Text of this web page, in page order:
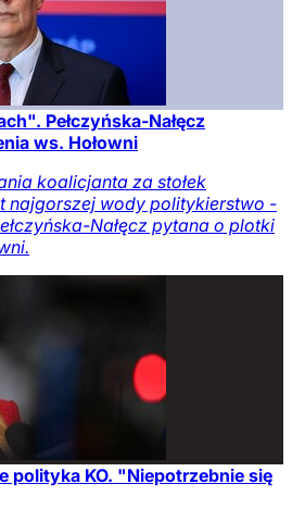
Pełczyńska-Nałęcz
ws. Hołowni
koalicjanta za stołek
najgorszej wody politykierstwo -
Nałęcz pytana o plotki
polityka KO. "Niepotrzebnie się